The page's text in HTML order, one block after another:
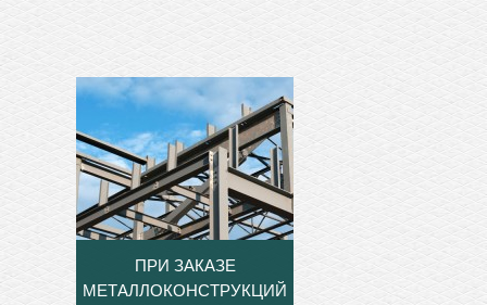
ПРИ ЗАКАЗЕ
МЕТАЛЛОКОНСТРУКЦИЙ